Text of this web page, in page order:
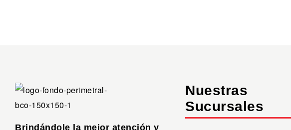
Brindándole la mejor atención y
Nuestras
Sucursales